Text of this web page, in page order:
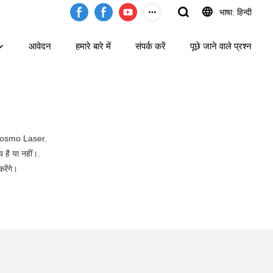
भाषा: हिन्दी
आवेदन हमारे बारे में संपर्क करें पूछे जाने वाले प्रश्न
Laser.
है या नहीं।.